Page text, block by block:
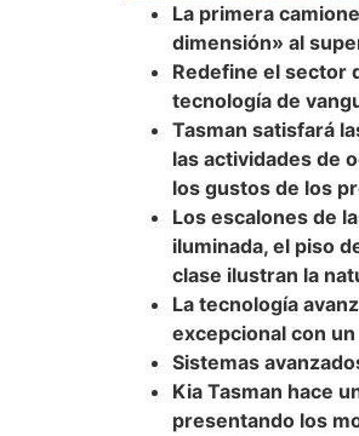
La primera
dimensión» al
Redefine el sector
tecnología de
Tasman satisfará
las actividades de
los gustos de los
Los escalones de
iluminada, el piso
clase ilustran la
La tecnología
excepcional con
Sistemas
Kia Tasman hace
presentando los